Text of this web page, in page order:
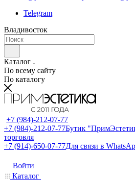
Telegram
Владивосток
Каталог
По всему сайту
По каталогу
+7 (984)-212-07-77
+7 (984)-212-07-77Бутик
торговля
+7 (914)-650-07-77Для связи в
Войти
Каталог